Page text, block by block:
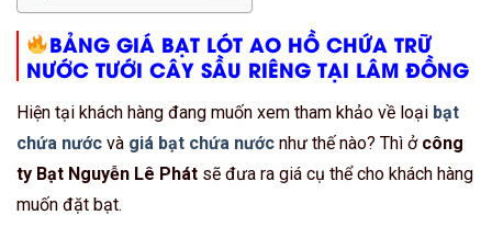
BẢNG GIÁ BẠT LÓT AO HỒ CHỨA TRỮ
NƯỚC TƯỚI CÂY SẦU RIÊNG TẠI LÂM ĐỒNG
Hiện tại khách hàng đang muốn xem tham khảo về loại bạt
chứa nước và giá bạt chứa nước như thế nào? Thì ở công
ty Bạt Nguyễn Lê Phát sẽ đưa ra giá cụ thể cho khách hàng
muốn đặt bạt.